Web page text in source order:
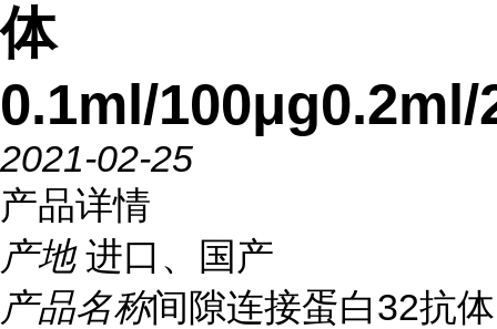
体
0.1ml/100μg0.2ml/
2021-02-25
产品详情
产地 进口、国产
产品名称间隙连接蛋白32抗体